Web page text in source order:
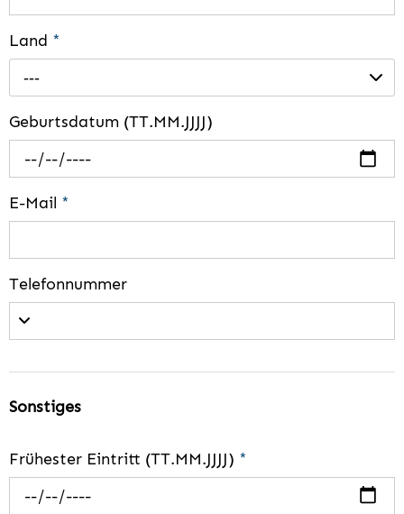
Land *
---
Geburtsdatum (TT.MM.JJJJ)
E-Mail *
Telefonnummer
Sonstiges
Frühester Eintritt (TT.MM.JJJJ) *